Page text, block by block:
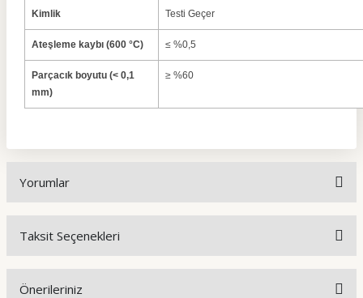
Kimlik Testi Geçer
Ateşleme kaybı (600 °C) ≤ %0,5
Parçacık boyutu (< 0,1
mm)
≥ %60
Yorumlar
Taksit Seçenekleri
Önerileriniz